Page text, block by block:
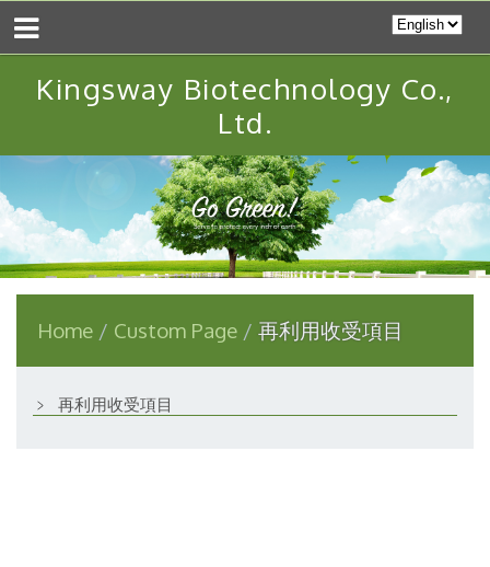
Kingsway Biotechnology Co.,
Ltd.
Home Custom Page 再利用收受項目
﹥ 再利用收受項目